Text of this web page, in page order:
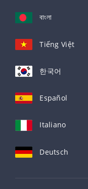
বাংলা
Tiếng Việt
한국어
Español
Italiano
Deutsch